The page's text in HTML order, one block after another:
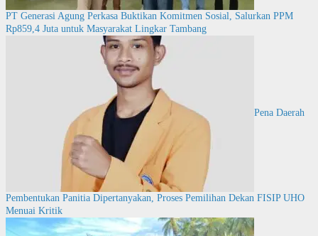
PT Generasi Agung Perkasa Buktikan Komitmen Sosial, Salurkan PPM
Rp859,4 Juta untuk Masyarakat Lingkar Tambang
Pena Daerah
Pembentukan Panitia Dipertanyakan, Proses Pemilihan Dekan FISIP UHO
Menuai Kritik